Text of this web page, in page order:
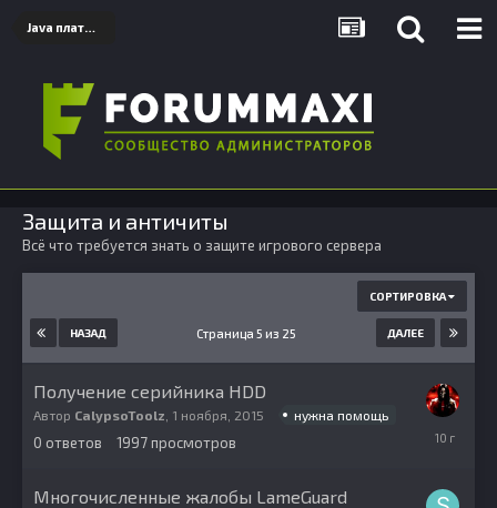
Java платформа
Защита и античиты
Всё что требуется знать о защите игрового сервера
СОРТИРОВКА
НАЗАД ДАЛЕЕ
Страница 5 из 25
Получение серийника HDD
Автор CalypsoToolz 1 ноября, 2015 нужна помощь
0 ответов 1997просмотров
ноября,
Многочисленные жалобы LameGuard